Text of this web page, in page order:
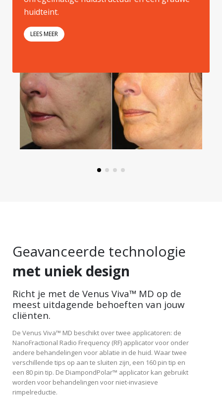
huidteint.
LEES MEER
Geavanceerde technologie
met uniek design
Richt je met de Venus Viva™ MD op de
meest uitdagende behoeften van jouw
cliënten.
De Venus Viva™ MD beschikt over twee applicatoren: de
NanoFractional Radio Frequency (RF) applicator voor onder
andere behandelingen voor ablatie in de huid. Waar twee
verschillende tips op aan te sluiten zijn, een 160 pin tip en
een 80 pin tip. De DiampondPolar™ applicator kan gebruikt
worden voor behandelingen voor niet-invasieve
rimpelreductie.